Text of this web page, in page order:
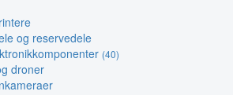
og reservedele
(40)
droner